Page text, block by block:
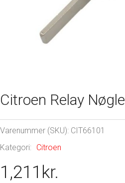
Citroen Relay Nøgle
Varenummer (SKU): CIT66101
Kategori:
Citroen
1,211 kr.